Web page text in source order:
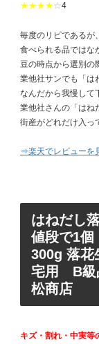
★★★★ ☆4
毎度のリピであるが
食べられる品ではな
豆の時点から選別の
業他社サンでも「は
なんだから我慢して
業他社さんの「はね
街産がどれだけ入っ
⇒楽天でレビューを
はねだし
値段で1
300g 落花
宅用 B級
松商店
キズ・割れ・中実等